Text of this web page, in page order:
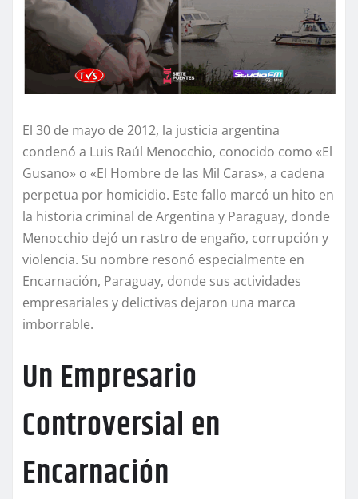
El 30 de mayo de 2012, la justicia argentina
condenó a Luis Raúl Menocchio, conocido como «El
Gusano» o «El Hombre de las Mil Caras», a cadena
perpetua por homicidio. Este fallo marcó un hito en
la historia criminal de Argentina y Paraguay, donde
Menocchio dejó un rastro de engaño, corrupción y
violencia. Su nombre resonó especialmente en
Encarnación, Paraguay, donde sus actividades
empresariales y delictivas dejaron una marca
imborrable.
Un Empresario
Controversial en
Encarnación